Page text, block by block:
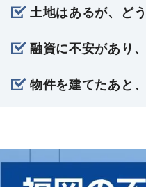
土地はあるが、ど
融資に不安があり
物件を建てたあと